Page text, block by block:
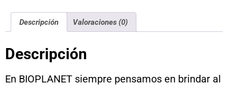
Descripción Valoraciones (0)
Descripción
En BIOPLANET siempre pensamos en brindar al